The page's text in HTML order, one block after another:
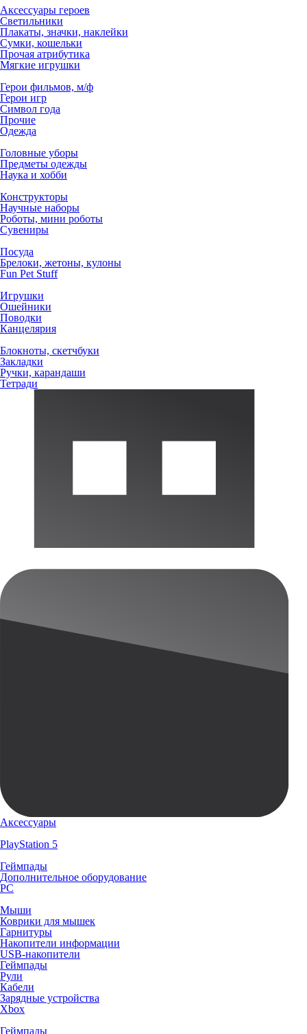
Аксессуары героев
Светильники
Плакаты, значки, наклейки
Сумки, кошельки
Прочая атрибутика
Мягкие игрушки
Герои фильмов, м/ф
Герои игр
Символ года
Прочие
Одежда
Головные уборы
Предметы одежды
Наука и хобби
Конструкторы
Научные наборы
Роботы, мини роботы
Сувениры
Посуда
Брелоки, жетоны, кулоны
Fun Pet Stuff
Игрушки
Ошейники
Поводки
Канцелярия
Блокноты, скетчбуки
Закладки
Ручки, карандаши
Тетради
Аксессуары
PlayStation 5
Геймпады
Дополнительное оборудование
PC
Мыши
Коврики для мышек
Гарнитуры
Накопители информации
USB-накопители
Геймпады
Рули
Кабели
Зарядные устройства
Xbox
Геймпады